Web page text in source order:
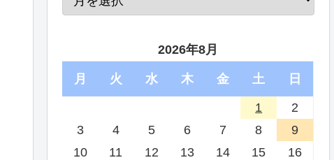
2026年8月
月 火 水 木 金 土 日
1
2
3
4 5 6 7 8
9
10
11 12 13 14 15
16